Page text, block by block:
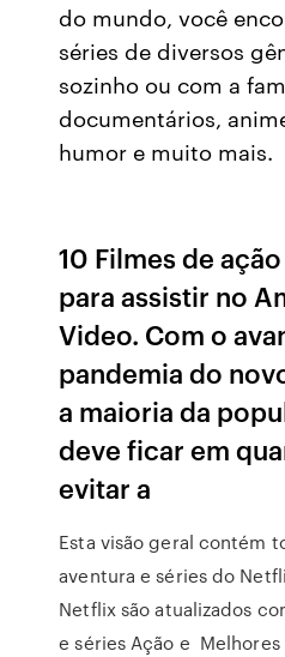
do mundo, você
séries de diversos
sozinho ou com a
documentários,
humor e muito mais.
10 Filmes de
para assistir no
Video. Com o
pandemia do
a maioria da
deve ficar em
evitar a
Esta visão geral contém
aventura e séries do
Netflix são atualizados
e séries Ação e